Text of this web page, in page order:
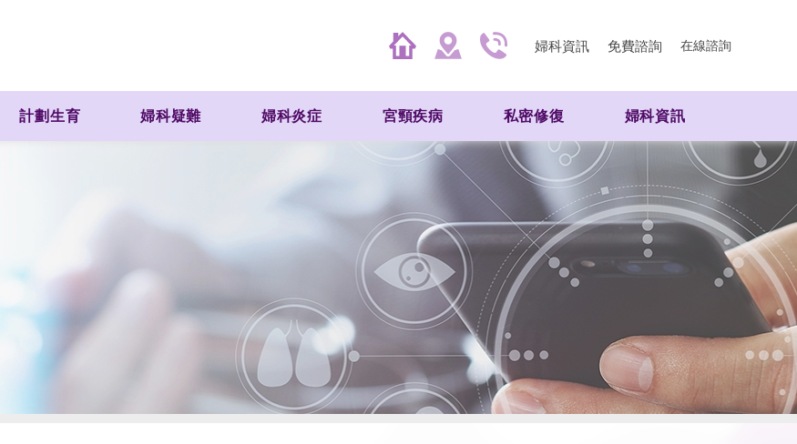
婦科資訊 免費諮詢 在線諮詢
計劃生育 婦科疑難 婦科炎症 宮頸疾病 私密修復 婦科資訊